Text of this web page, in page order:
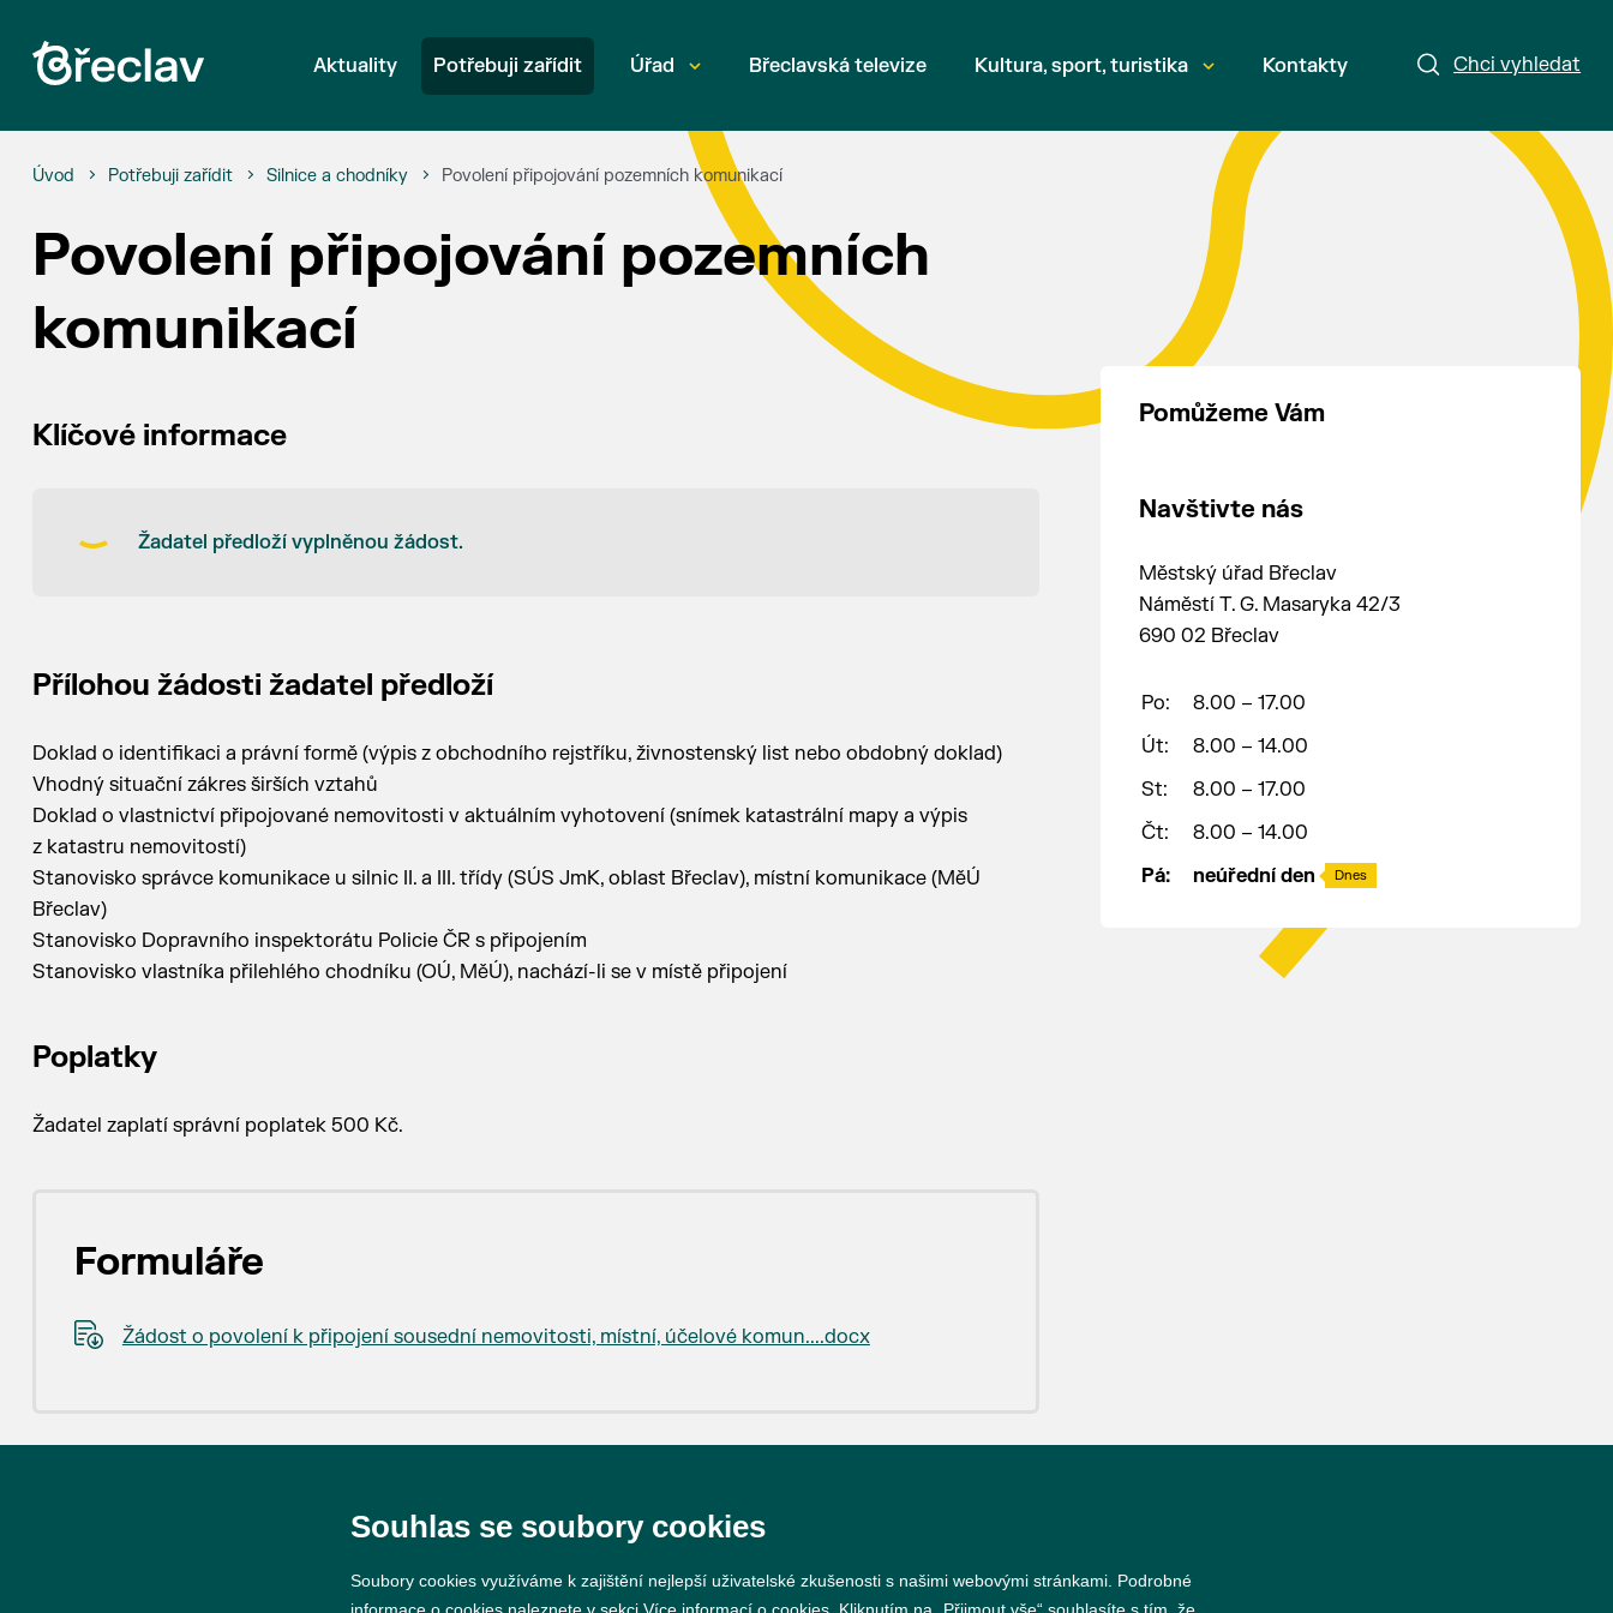
Chci vyhledat
Aktuality Potřebuji zařídit Úřad Břeclavská televize Kultura, sport, turistika Kontakty
Úvod Potřebuji zařídit Silnice a chodníky Povolení připojování pozemních komunikací
Povolení připojování pozemních
komunikací
Klíčové informace
Žadatel předloží vyplněnou žádost.
Přílohou žádosti žadatel předloží
Doklad o identifikaci a právní formě (výpis z obchodního rejstříku, živnostenský list nebo obdobný doklad)
Vhodný situační zákres širších vztahů
Doklad o vlastnictví připojované nemovitosti v aktuálním vyhotovení (snímek katastrální mapy a výpis
z katastru nemovitostí)
Stanovisko správce komunikace u silnic II. a III. třídy (SÚS JmK, oblast Břeclav), místní komunikace (MěÚ
Břeclav)
Stanovisko Dopravního inspektorátu Policie ČR s připojením
Stanovisko vlastníka přilehlého chodníku (OÚ, MěÚ), nachází-li se v místě připojení
Poplatky
Žadatel zaplatí správní poplatek 500 Kč.
Formuláře
Žádost o povolení k připojení sousední nemovitosti, místní, účelové komun....docx
Pomůžeme Vám
Navštivte nás
Městský úřad Břeclav
Náměstí T. G. Masaryka 42/3
690 02 Břeclav
Po:
8.00 – 17.00
Út:
8.00 – 14.00
St:
8.00 – 17.00
Čt:
8.00 – 14.00
Pá:
neúřední den Dnes
Souhlas se soubory cookies
Soubory cookies využíváme k zajištění nejlepší uživatelské zkušenosti s našimi webovými stránkami. Podrobné